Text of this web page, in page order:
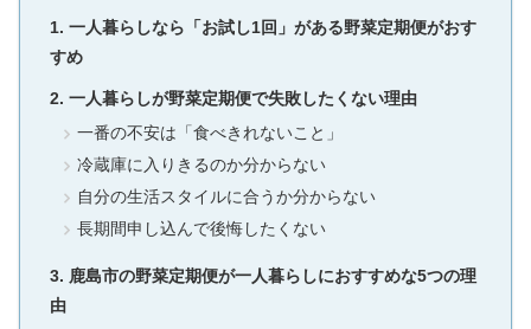
一人暮らしなら「お試し1回」がある野菜定期便がおす
すめ
一人暮らしが野菜定期便で失敗したくない理由
一番の不安は「食べきれないこと」
冷蔵庫に入りきるのか分からない
自分の生活スタイルに合うか分からない
長期間申し込んで後悔したくない
鹿島市の野菜定期便が一人暮らしにおすすめな5つの理
由